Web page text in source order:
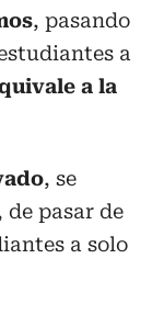
, pasando
a
a la
, se
de pasar de
a solo